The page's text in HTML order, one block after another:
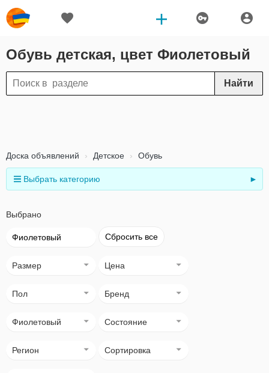
Обувь детская, цвет Фиолетовый
Найти
Доска объявлений Детское Обувь
Выбрать категорию ►
Выбрано
Фиолетовый Сбросить все
Размер Цена
Пол Бренд
Фиолетовый Состояние
Регион Сортировка